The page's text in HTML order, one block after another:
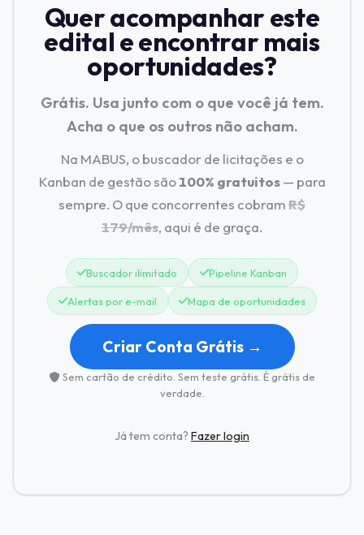
Quer acompanhar este
edital e encontrar mais
oportunidades?
Grátis. Usa junto com o que você já tem.
Acha o que os outros não acham.
Na MABUS, o buscador de licitações e o
Kanban de gestão são100% gratuitos— para
sempre. O que concorrentes cobramR$
179/mês, aqui é de graça.
Buscador ilimitado Pipeline Kanban
Alertas por e-mail Mapa de oportunidades
Criar Conta Grátis →
Sem cartão de crédito. Sem teste grátis. É grátis de
verdade.
Já tem conta? Fazer login